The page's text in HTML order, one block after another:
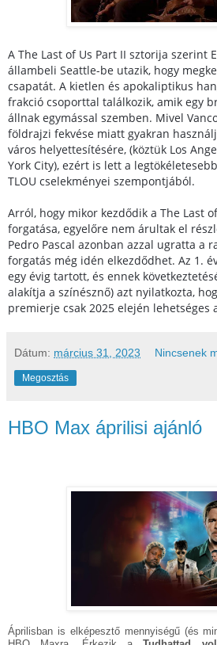
A The Last of Us Part II sztorija szerint
állambeli Seattle-be utazik, hogy
csapatát. A kietlen és apokaliptikus
frakció csoporttal találkozik, amik egy
állnak egymással szemben. Mivel
földrajzi fekvése miatt gyakran
város helyettesítésére, (köztük Los
York City), ezért is lett a
TLOU cselekményei szempontjából.
Arról, hogy mikor kezdődik a The Last
forgatása, egyelőre nem árultak el
Pedro Pascal azonban azzal ugratta a
forgatás még idén elkezdődhet. Az 1.
egy évig tartott, és ennek
alakítja a színésznő) azt nyilatkozta,
premierje csak 2025 elején lehetséges
Dátum: március 31, 2023 Nincsenek
Megosztás
HBO Max áprilisi ajánló
Áprilisban is elképesztő mennyiségű (és